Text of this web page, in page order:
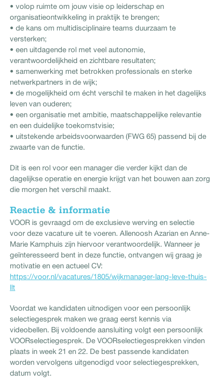
• volop ruimte om jouw visie op leiderschap en
organisatieontwikkeling in praktijk te brengen;
• de kans om multidisciplinaire teams duurzaam te
versterken;
• een uitdagende rol met veel autonomie,
verantwoordelijkheid en zichtbare resultaten;
• samenwerking met betrokken professionals en sterke
netwerkpartners in de wijk;
• de mogelijkheid om écht verschil te maken in het dagelijks
leven van ouderen;
• een organisatie met ambitie, maatschappelijke relevantie
en een duidelijke toekomstvisie;
• uitstekende arbeidsvoorwaarden (FWG 65) passend bij de
zwaarte van de functie.
Dit is een rol voor een manager die verder kijkt dan de
dagelijkse operatie en energie krijgt van het bouwen aan zorg
die morgen het verschil maakt.
Reactie & informatie
VOOR is gevraagd om de exclusieve werving en selectie
voor deze vacature uit te voeren. Allenoosh Azarian en Anne-
Marie Kamphuis zijn hiervoor verantwoordelijk. Wanneer je
geïnteresseerd bent in deze functie, ontvangen wij graag je
motivatie en een actueel CV:
https://voor.nl/vacatures/1805/wijkmanager-lang-leve-thuis-
llt
Voordat we kandidaten uitnodigen voor een persoonlijk
selectiegesprek maken we graag eerst kennis via
videobellen. Bij voldoende aansluiting volgt een persoonlijk
VOORselectiegesprek. De VOORselectiegesprekken vinden
plaats in week 21 en 22. De best passende kandidaten
worden vervolgens uitgenodigd voor selectiegesprekken,
datum volgt.